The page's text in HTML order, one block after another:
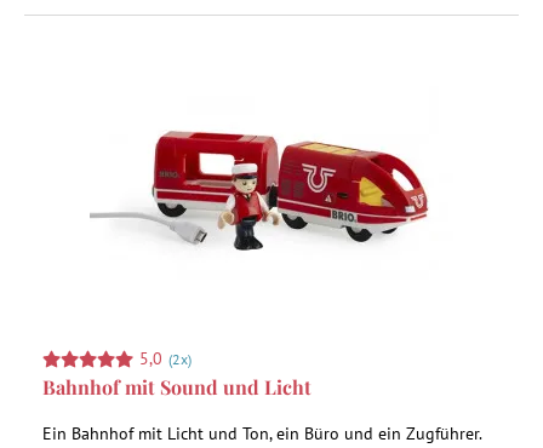
5,0 (2x)
Bahnhof mit Sound und Licht
Ein Bahnhof mit Licht und Ton, ein Büro und ein Zugführer.